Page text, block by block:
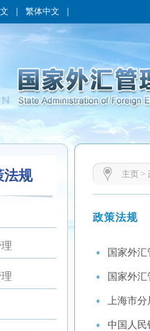
繁体中文
法规 主页 >
政策法规
国家外
国家外
上海市分
中国人民